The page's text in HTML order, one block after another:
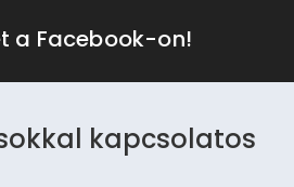
a Facebook-on!
kapcsolatos